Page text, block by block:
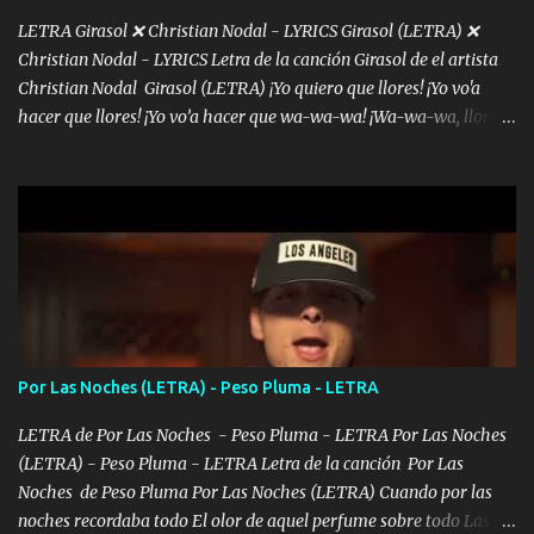
LETRA Girasol ❌ Christian Nodal - LYRICS Girasol (LETRA) ❌
Christian Nodal - LYRICS Letra de la canción Girasol de el artista
Christian Nodal Girasol (LETRA) ¡Yo quiero que llores! ¡Yo vo'a
hacer que llores! ¡Yo vo’a hacer que wa-wa-wa! ¡Wa-wa-wa, llores!
intentas rimar Pobre payaso que usa a todo el mundo pa' conectar
con la gente Dices "Latino Gang" pero pisas a to'a tu gente Pa’ dar
mensajes, m'ijo, hay quе ser coherentеs Si tú no eres artista, al
menos se prudente Hoy me sabe a mierda, traigo un Balvin en los
dientes Por falta de empatía le toca ser resiliente ¿Acaso eres
consciente de los followers que mueves? Parcerito, abre los ojos y
ve el poder que tienes Otro chiste malo son los nombres de tus
álbum's "José, vibras colores con la energía del diablo " ¿Si ...
Por Las Noches (LETRA) - Peso Pluma - LETRA
LETRA de Por Las Noches - Peso Pluma - LETRA Por Las Noches
(LETRA) - Peso Pluma - LETRA Letra de la canción Por Las
Noches de Peso Pluma Por Las Noches (LETRA) Cuando por las
noches recordaba todo El olor de aquel perfume sobre todo Las